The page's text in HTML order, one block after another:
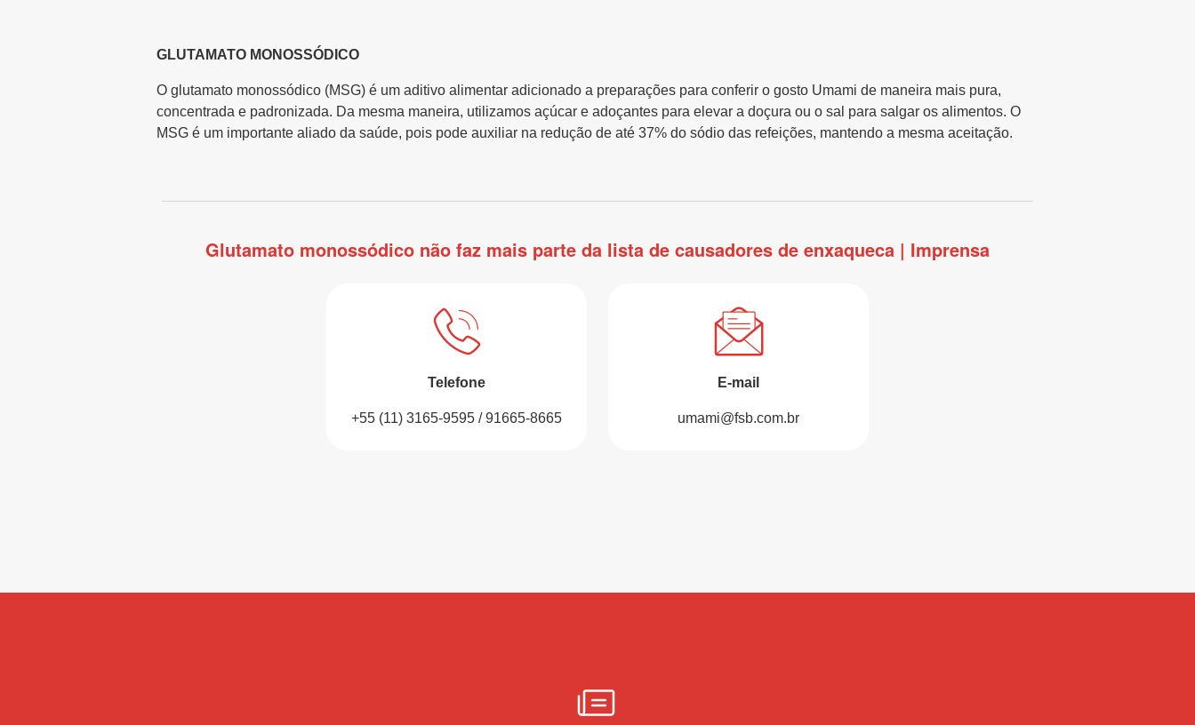
GLUTAMATO MONOSSÓDICO
O glutamato monossódico (MSG) é um aditivo alimentar adicionado a preparações para conferir o gosto Umami de maneira mais pura,
concentrada e padronizada. Da mesma maneira, utilizamos açúcar e adoçantes para elevar a doçura ou o sal para salgar os alimentos. O
MSG é um importante aliado da saúde, pois pode auxiliar na redução de até 37% do sódio das refeições, mantendo a mesma aceitação.
Glutamato monossódico não faz mais parte da lista de causadores de enxaqueca | Imprensa
Telefone
+55 (11) 3165-9595 / 91665-8665
E-mail
umami@fsb.com.br